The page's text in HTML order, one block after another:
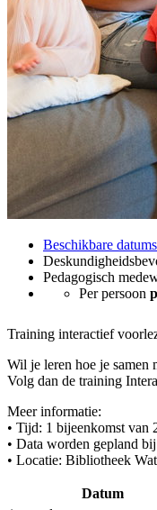
Beschikbare
Pedagogisch
Per persoon
Training interactief
Wil je leren hoe je samen
Volg dan de training
Meer informatie:
• Tijd: 1 bijeenkomst van
• Data worden gepland
• Locatie: Bibliotheek
Datum